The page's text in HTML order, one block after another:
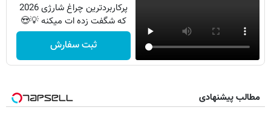
پرکاربردترین چراغ شارژی 2026
که شگفت زده ات میکنه 💡😍
ثبت سفارش
مطالب پیشنهادی